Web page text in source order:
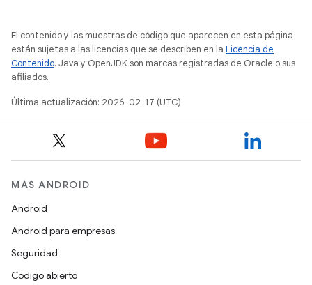
El contenido y las muestras de código que aparecen en esta página
están sujetas a las licencias que se describen en la Licencia de
Contenido. Java y OpenJDK son marcas registradas de Oracle o sus
afiliados.
Última actualización: 2026-02-17 (UTC)
MÁS ANDROID
Android
Android para empresas
Seguridad
Código abierto